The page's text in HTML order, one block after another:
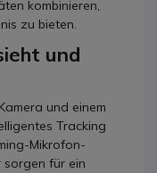
kombinieren,
zu bieten.
und
und einem
Tracking
Mikrofon-
für ein